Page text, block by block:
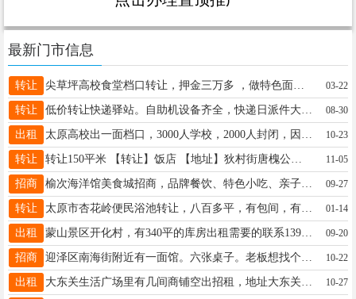
最新门市信息
转让 03-22
转让 低价转让快递驿站。自助机设备齐全，快递日派件大约1200件。发件15左右，店里还可以做团购。欢迎各想做快递驿站的朋友来店考查。15135136166 08-30
出租 10-23
转让 转让150平米 【转让】饭店 【地址】狄村街唐槐公园对面 【面积】150平米左右（8.8万/年） 【优势】附近俩个大小区，人流量大，有大量固定消费群体 【店主电话】13935869355或13080386111 【备注】管道煤气，可外摆摊十来张桌子，可做烧烤，接手即可盈利，同行勿扰 11-05
招商 榆次海洋馆美食城招商，品牌餐饮、特色小吃、亲子娱乐、潮玩电竞，欢迎咨询15034682532 09-27
转让 太原市杏花岭便民浴池转让，八百多平，有包间，有意者联系13068084111 01-14
出租 蒙山景区开化村，有340平的库房出租需要的联系13934207377 09-20
招商 10-22
出租 大东关生活广场里有几间商铺空出招租，地址大东关街与红沟路交叉口。联系电话13623510855 10-27